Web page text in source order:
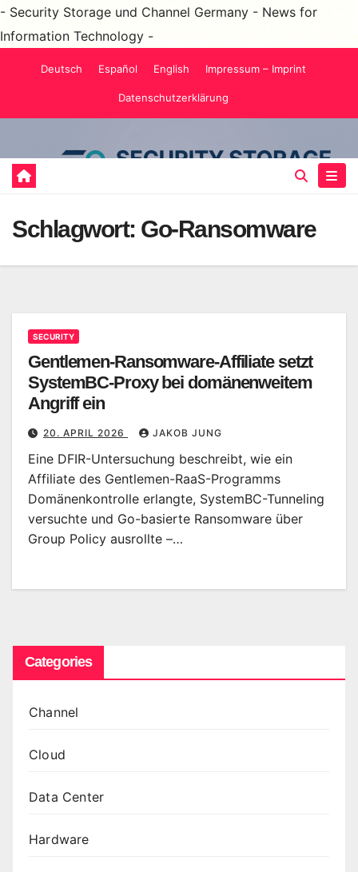
- Security Storage und Channel Germany - News for
Information Technology -
Deutsch Español English Impressum – Imprint
Datenschutzerklärung
Schlagwort: Go-Ransomware
SECURITY
Gentlemen-Ransomware-Affiliate setzt
SystemBC-Proxy bei domänenweitem
Angriff ein
20. APRIL 2026 JAKOB JUNG
Eine DFIR-Untersuchung beschreibt, wie ein
Affiliate des Gentlemen-RaaS-Programms
Domänenkontrolle erlangte, SystemBC-Tunneling
versuchte und Go-basierte Ransomware über
Group Policy ausrollte –…
Categories
Channel
Cloud
Data Center
Hardware